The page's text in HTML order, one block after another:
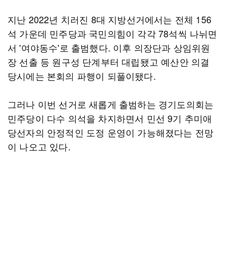
지난 2022년 치러진 8대 지방선거에서는 전체 156
석 가운데 민주당과 국민의힘이 각각 78석씩 나뉘면
서 '여야동수'로 출범했다. 이후 의장단과 상임위원
장 선출 등 원구성 단계부터 대립됐고 예산안 의결
당시에는 본회의 파행이 되풀이됐다.
그러나 이번 선거로 새롭게 출범하는 경기도의회는
민주당이 다수 의석을 차지하면서 민선 9기 추미애
당선자의 안정적인 도정 운영이 가능해졌다는 전망
이 나오고 있다.